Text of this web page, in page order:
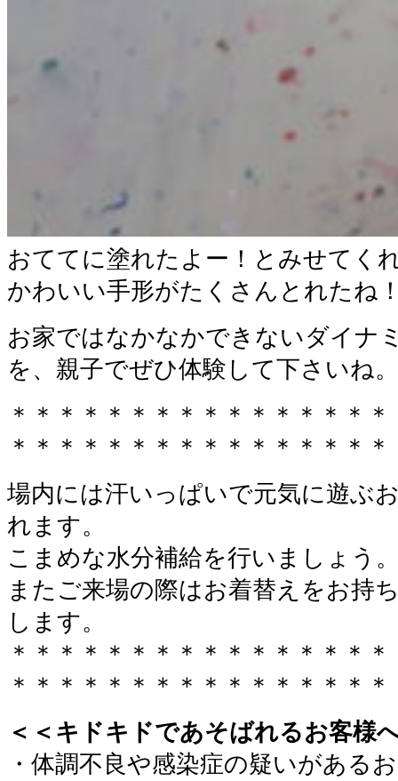
おててに塗れたよー！とみせてく
かわいい手形がたくさんとれたね
お家ではなかなかできないダイナ
を、親子でぜひ体験して下さいね。
＊＊＊＊＊＊＊＊＊＊＊＊＊＊＊
＊＊＊＊＊＊＊＊＊＊＊＊＊＊＊＊
場内には汗いっぱいで元気に遊ぶ
れます。
こまめな水分補給を行いましょう
またご来場の際はお着替えをお持
します。
＊＊＊＊＊＊＊＊＊＊＊＊＊＊＊
＊＊＊＊＊＊＊＊＊＊＊＊＊＊＊＊
＜＜キドキドであそばれるお客様
・体調不良や感染症の疑いがある